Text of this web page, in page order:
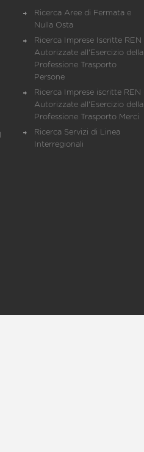
Ricerca Aree di Fermata e
Nulla Osta
Ricerca Imprese Iscritte REN
Autorizzate all'Esercizio della
Professione Trasporto
Persone
Ricerca Imprese iscritte REN
Autorizzate all'Esercizio della
Professione Trasporto Merci
Ricerca Servizi di Linea
Interregionali